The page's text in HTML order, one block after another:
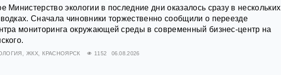
Министерство экологии в последние дни оказалось сразу в нескольких
Сначала чиновники торжественно сообщили о переезде
мониторинга окружающей среды в современный бизнес-центр на
ЖКХ КРАСНОЯРСК 1152 06.08.2026